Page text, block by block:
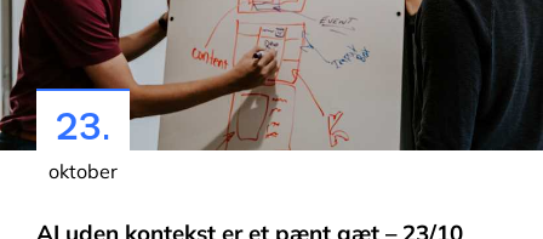
23.
oktober
AI uden kontekst er et pænt gæt – 23/10